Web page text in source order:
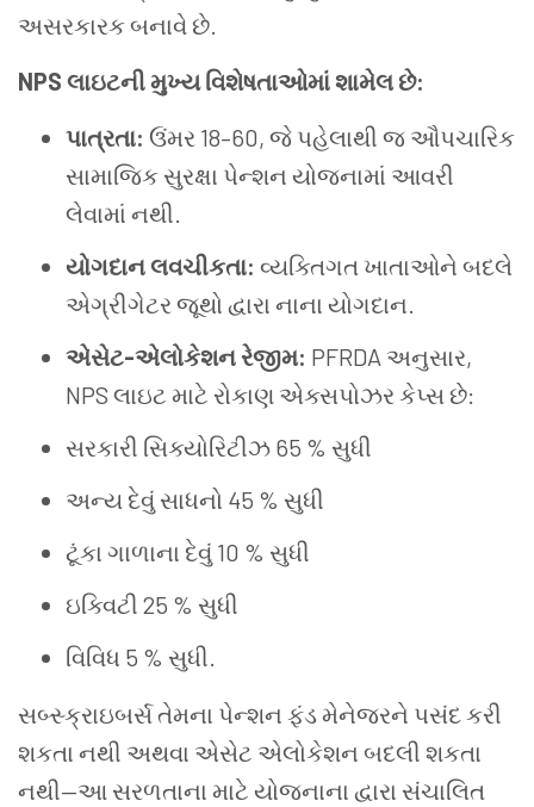
અસરકારક બનાવે છે.
NPS લાઇટની મુખ્ય વિશેષતાઓમાં શામેલ છે:
પાત્રતા: ઉંમર 18–60, જે પહેલાથી જ ઔપચારિક
સામાજિક સુરક્ષા પેન્શન યોજનામાં આવરી
લેવામાં નથી.
યોગદાન લવચીકતા: વ્યક્તિગત ખાતાઓને બદલે
એગ્રીગેટર જૂથો દ્વારા નાના યોગદાન.
એસેટ-એલોકેશન રેજીમ: PFRDA અનુસાર,
NPS લાઇટ માટે રોકાણ એક્સપોઝર કેપ્સ છે:
સરકારી સિક્યોરિટીઝ 65 % સુધી
અન્ય દેવું સાધનો 45 % સુધી
ટૂંકા ગાળાના દેવું 10 % સુધી
ઇક્વિટી 25 % સુધી
વિવિધ 5 % સુધી.
સબ્સ્ક્રાઇબર્સ તેમના પેન્શન ફંડ મેનેજરને પસંદ કરી
શકતા નથી અથવા એસેટ એલોકેશન બદલી શકતા
નથી—આ સરળતાના માટે યોજનાના દ્વારા સંચાલિત